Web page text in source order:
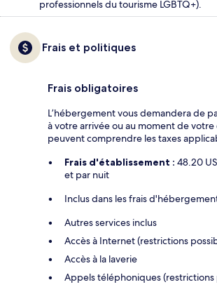
professionnels du tourisme LGBTQ+).
Frais et politiques
Frais obligatoires
L’hébergement vous demandera de
à votre arrivée ou au moment de votre
peuvent comprendre les taxes
Frais d'établissement : 48.20
et par nuit
Inclus dans les frais
Autres services inclus
Accès à Internet (restrictions
Accès à la laverie
Appels téléphoniques (restrictions